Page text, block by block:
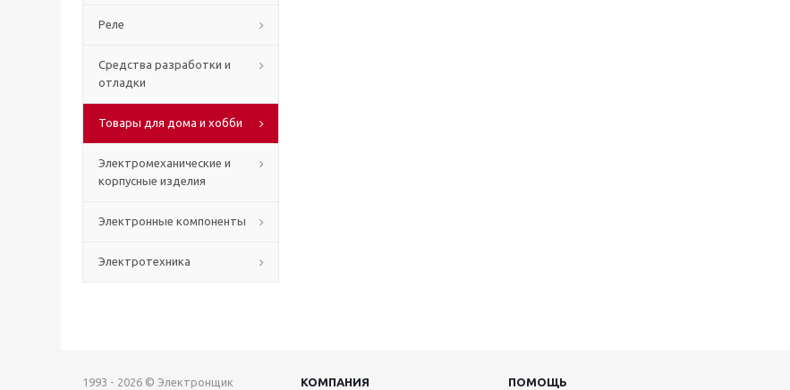
Реле
Средства разработки и
отладки
Товары для дома и хобби
Электромеханические и
корпусные изделия
Электронные компоненты
Электротехника
1993 - 2026 © Электронщик КОМПАНИЯ ПОМОЩЬ